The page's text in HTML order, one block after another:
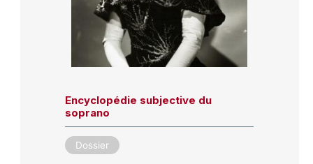
Encyclopédie subjective du
soprano
Dossier